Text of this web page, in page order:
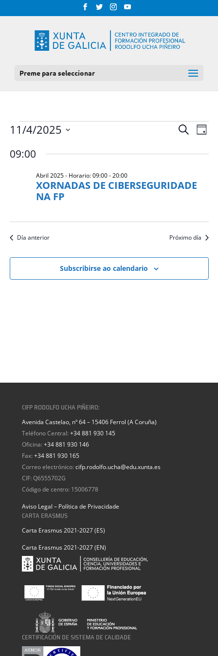
Preme para seleccionar
EVENTOS
FOR
ABRIL
2025
BUSCA
VISTAS
DE
Procurar
DE
Día
11/4/2025
date.
09:00
XORNADAS DE CIBERSEGURIDADE
NA FP
Abril 2025 - Horario: 09:00-20:00
Día anterior Próximo día
Subscribirse ao calendario
CIFP RODOLFO UCHA PIÑEIRO:
Avenida Castelao, nº 64 – 15406 Ferrol (A Coruña)
Teléfono Central: +34 881 930 145
Oficina: +34 881 930 146
Fax: +34 881 930 165
Correo electrónico: cifp.rodolfo.ucha@edu.xunta.es
CIF: Q6555702G
Código de centro: 15006778
Aviso Legal – Política de Privacidade
CARTA ERASMUS
Carta Erasmus 2021-2027 (ES)
Carta Erasmus 2021-2027 (EN)
CERTIFICACIÓN DE SISTEMA DE CALIDADE